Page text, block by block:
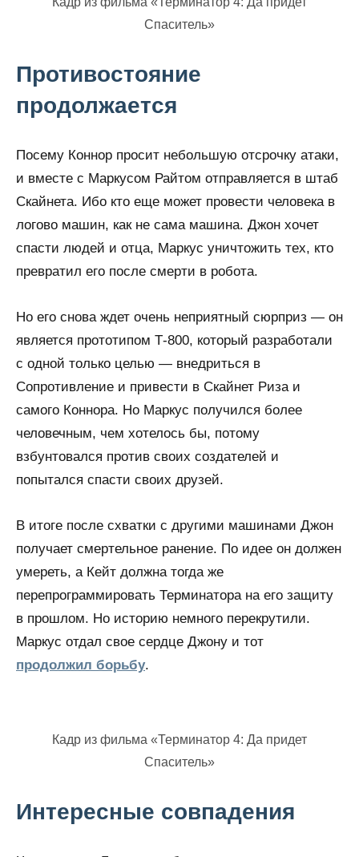
Спаситель»
Противостояние
продолжается
Посему Коннор просит небольшую отсрочку атаки,
и вместе с Маркусом Райтом отправляется в штаб
Скайнета. Ибо кто еще может провести человека в
логово машин, как не сама машина. Джон хочет
спасти людей и отца, Маркус уничтожить тех, кто
превратил его после смерти в робота.
Но его снова ждет очень неприятный сюрприз — он
является прототипом Т-800, который разработали
с одной только целью — внедриться в
Сопротивление и привести в Скайнет Риза и
самого Коннора. Но Маркус получился более
человечным, чем хотелось бы, потому
взбунтовался против своих создателей и
попытался спасти своих друзей.
В итоге после схватки с другими машинами Джон
получает смертельное ранение. По идее он должен
умереть, а Кейт должна тогда же
перепрограммировать Терминатора на его защиту
в прошлом. Но историю немного перекрутили.
Маркус отдал свое сердце Джону и тот
продолжил борьбу.
Кадр из фильма «Терминатор 4: Да придет
Спаситель»
Интересные совпадения